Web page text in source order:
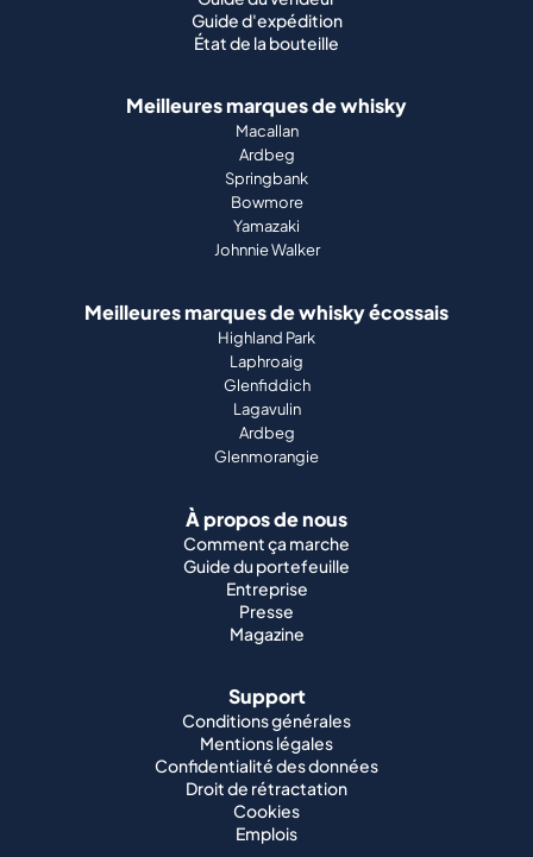
Guide d'expédition
État de la bouteille
Meilleures marques de whisky
Macallan
Ardbeg
Springbank
Bowmore
Yamazaki
Johnnie Walker
Meilleures marques de whisky écossais
Highland Park
Laphroaig
Glenfiddich
Lagavulin
Ardbeg
Glenmorangie
À propos de nous
Comment ça marche
Guide du portefeuille
Entreprise
Presse
Magazine
Support
Conditions générales
Mentions légales
Confidentialité des données
Droit de rétractation
Cookies
Emplois